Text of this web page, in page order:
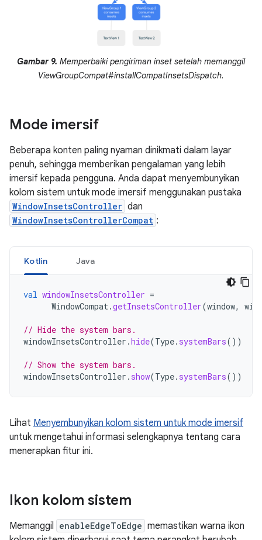
Gambar 9. Memperbaiki pengiriman inset setelah memanggil
ViewGroupCompat#installCompatInsetsDispatch.
Mode imersif
Beberapa konten paling nyaman dinikmati dalam layar
penuh, sehingga memberikan pengalaman yang lebih
imersif kepada pengguna. Anda dapat menyembunyikan
kolom sistem untuk mode imersif menggunakan pustaka
WindowInsetsController dan
WindowInsetsControllerCompat :
Kotlin Java
val windowInsetsController =
WindowCompat.getInsetsController(window,
// Hide the system bars.
windowInsetsController .hide(Type. systemBars())
// Show the system bars.
windowInsetsController . show(Type. systemBars())
Lihat Menyembunyikan kolom sistem untuk mode imersif
untuk mengetahui informasi selengkapnya tentang cara
menerapkan fitur ini.
Ikon kolom sistem
Memanggil enableEdgeToEdge memastikan warna ikon